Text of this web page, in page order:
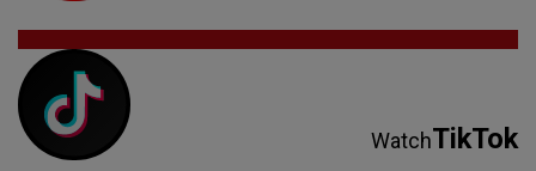
WatchTikTok